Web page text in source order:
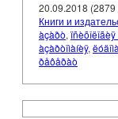
20.09.2018
Книги и
àçàðò, ïñèõîëîãèÿ
àçàðòîìàíèÿ,
ðåôåðàò